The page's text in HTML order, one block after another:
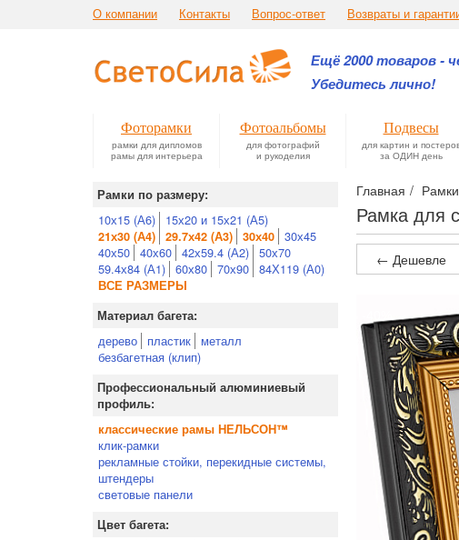
О компании Контакты Вопрос-ответ Возвраты и
Ещё 2000 товаров -
Убедитесь лично!
Фоторамки
рамки для дипломов
рамы для интерьера
Фотоальбомы
для фотографий
и рукоделия
Подвесы
для картин и
за ОДИН день
Главная Рамки
Рамка для
Рамки по размеру:
10х15 (А6) 15х20 и 15х21 (А5)
21х30 (А4) 29.7х42 (А3) 30х40
30х45
40х50 40х60 42х59.4 (А2) 50х70
59.4х84 (А1) 60х80 70х90 84Х119 (А0)
ВСЕ РАЗМЕРЫ
Материал багета:
дерево пластик
металл
безбагетная (клип)
Профессиональный алюминиевый
профиль:
классические рамы НЕЛЬСОН™
клик-рамки
рекламные стойки, перекидные системы,
штендеры
световые панели
Цвет багета:
← Дешевле